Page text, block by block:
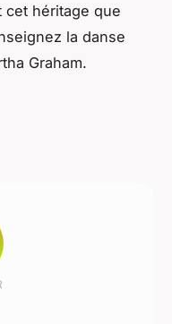
cet héritage que
la danse
Graham.